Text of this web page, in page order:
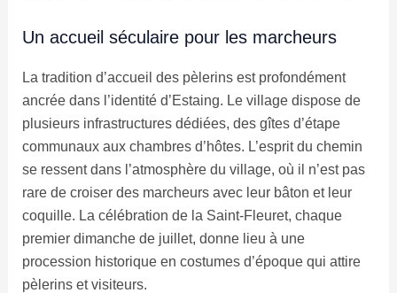
Un accueil séculaire pour les marcheurs
La tradition d’accueil des pèlerins est profondément
ancrée dans l’identité d’Estaing. Le village dispose de
plusieurs infrastructures dédiées, des gîtes d’étape
communaux aux chambres d’hôtes. L’esprit du chemin
se ressent dans l’atmosphère du village, où il n’est pas
rare de croiser des marcheurs avec leur bâton et leur
coquille. La célébration de la Saint-Fleuret, chaque
premier dimanche de juillet, donne lieu à une
procession historique en costumes d’époque qui attire
pèlerins et visiteurs.